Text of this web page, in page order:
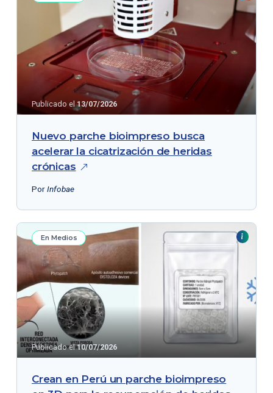
Publicado el13/07/2026
Nuevo parche bioimpreso busca
acelerar la cicatrización de heridas
crónicas
PorInfobae
En Medios
Publicado el10/07/2026
Crean en Perú un parche bioimpreso